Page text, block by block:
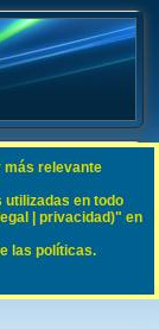
B
más relevante
utilizadas en todo
| privacidad)" en
las políticas.